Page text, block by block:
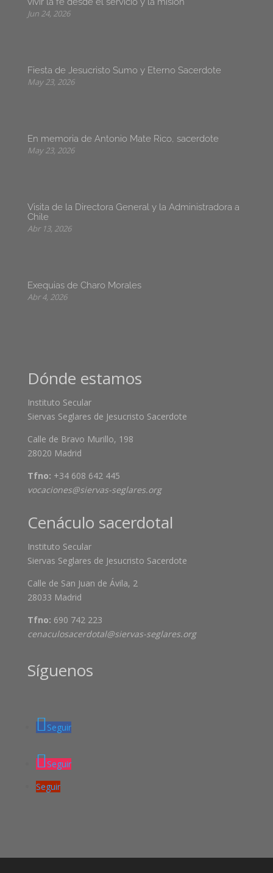
Jun 24, 2026
Fiesta de Jesucristo Sumo y Eterno Sacerdote
May 23, 2026
En memoria de Antonio Mate Rico, sacerdote
May 23, 2026
Visita de la Directora General y la Administradora a
Chile
Abr 13, 2026
Exequias de Charo Morales
Abr 4, 2026
Dónde estamos
Instituto Secular
Siervas Seglares de Jesucristo Sacerdote
Calle de Bravo Murillo, 198
28020 Madrid
Tfno: +34 608 642 445
vocaciones@siervas-seglares.org
Cenáculo sacerdotal
Instituto Secular
Siervas Seglares de Jesucristo Sacerdote
Calle de San Juan de Ávila, 2
28033 Madrid
Tfno: 690 742 223
cenaculosacerdotal@siervas-seglares.org
Síguenos
Seguir
Seguir
Seguir